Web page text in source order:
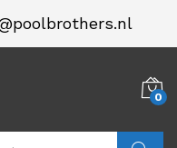
0